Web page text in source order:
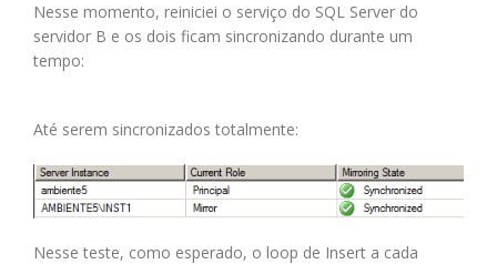
Nesse momento, reiniciei o serviço do SQL Server do
servidor B e os dois ficam sincronizando durante um
tempo:
Até serem sincronizados totalmente:
Nesse teste, como esperado, o loop de Insert a cada